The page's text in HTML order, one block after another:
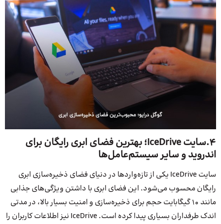
4.سایت IceDrive؛ بهترین فضای ابری رایگان برای
اندروید و سایر سیستم‌عامل‌ها
سایت IceDrive یکی از تازه‌واردها در دنیای فضای ذخیره‌سازی ابری
رایگان محسوب می‌شود. این فضای ابری با داشتن ویژگی‌های جذابی
مانند 10 گیگابایت حجم برای ذخیره‌سازی و امنیت بسیار بالا، در مدتی
اندک طرفداران بسیاری پیدا کرده است. IceDrive نیز اطلاعات کاربران را